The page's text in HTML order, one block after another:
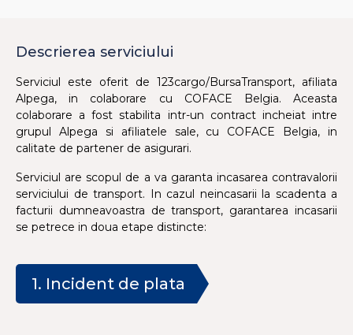
Descrierea serviciului
Serviciul este oferit de 123cargo/BursaTransport, afiliata
Alpega, in colaborare cu COFACE Belgia. Aceasta
colaborare a fost stabilita intr-un contract incheiat intre
grupul Alpega si afiliatele sale, cu COFACE Belgia, in
calitate de partener de asigurari.
Serviciul are scopul de a va garanta incasarea contravalorii
serviciului de transport. In cazul neincasarii la scadenta a
facturii dumneavoastra de transport, garantarea incasarii
se petrece in doua etape distincte:
1. Incident de plata